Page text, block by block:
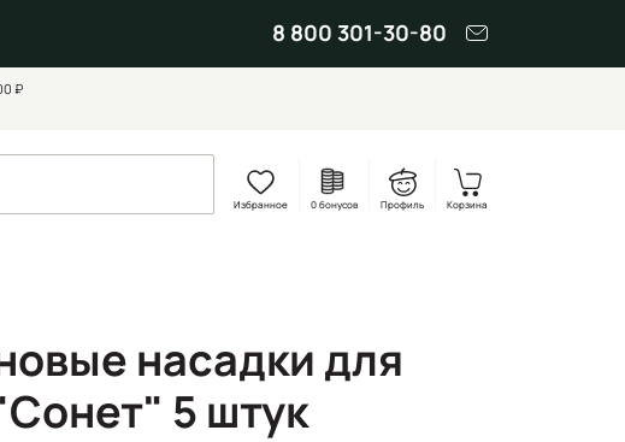
8 800 301-30-80
₽
Избранное 0 бонусов Профиль Корзина
насадки для
5 штук